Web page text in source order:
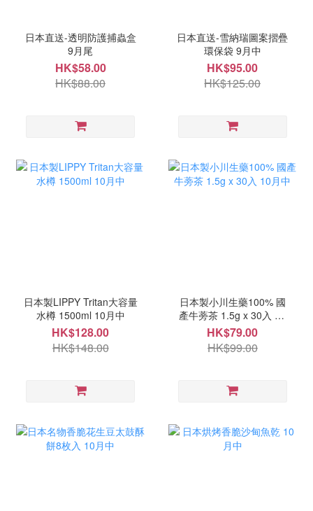
日本直送-透明防護捕蟲盒
9月尾
HK$58.00
HK$88.00
日本直送-雪納瑞圖案摺疊
環保袋 9月中
HK$95.00
HK$125.00
日本製LIPPY Tritan大容量
水樽 1500ml 10月中
HK$128.00
HK$148.00
日本製小川生藥100% 國
產牛蒡茶 1.5g x 30入 10
月中
HK$79.00
HK$99.00